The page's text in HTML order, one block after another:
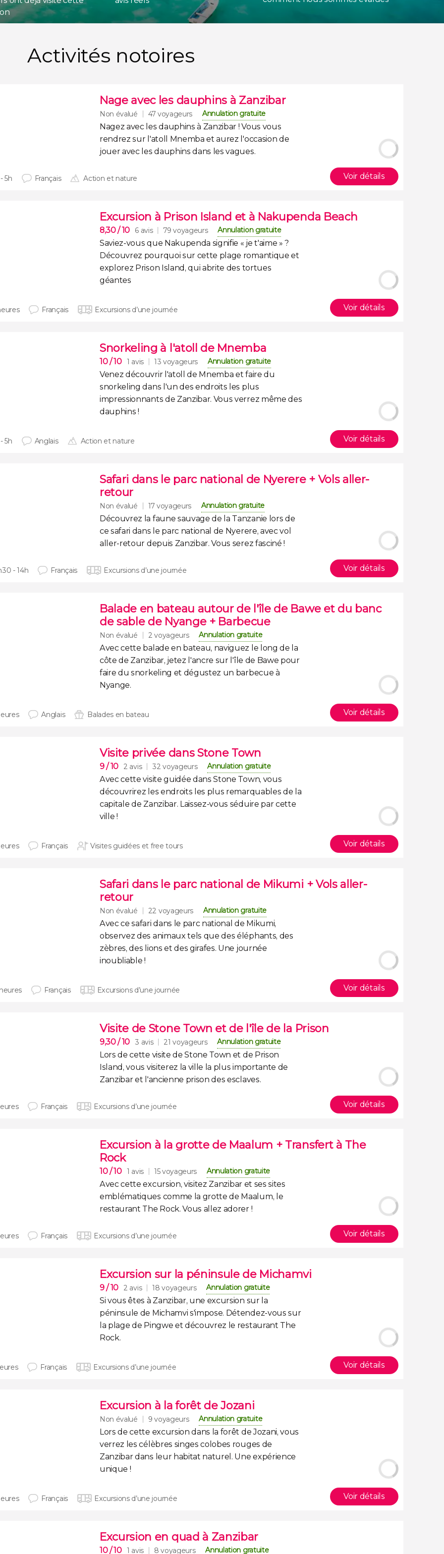
Activités notoires
Nage avec les dauphins à Zanzibar
Non évalué 47 voyageurs Annulation gratuite
Nagez avec les dauphins à Zanzibar ! Vous vous
rendrez sur l'atoll Mnembaet aurez l'occasion de
jouer avec les dauphins dans les vagues.
5h Français Action et nature Voir détails
Excursion à Prison Island et à Nakupenda Beach
8,30/ 10 6 avis 79 voyageurs Annulation gratuite
Saviez-vous que Nakupenda signifie « je t'aime » ?
Découvrez pourquoi sur cette plage romantique et
explorez Prison Island , qui abrite des tortues
géantes
Français Excursions d’une journée Voir détails
Snorkeling à l'atoll de Mnemba
10/ 10 1 avis 13 voyageurs Annulation gratuite
Venez découvrir l'atoll de Mnemba et faire du
snorkelingdans l'un desendroits les plus
impressionnants de Zanzibar. Vous verrez même des
dauphins !
5h Anglais Action et nature Voir détails
Safari dans le parc national de Nyerere + Vols aller-
retour
Non évalué 17 voyageurs Annulation gratuite
Découvrez la faune sauvage de la Tanzanie lors de
cesafari dans le parc national de Nyerere, avecvol
aller-retour depuis Zanzibar. Vous serez fasciné !
- 14h Français Excursions d’une journée Voir détails
Balade en bateau autour de l'île de Bawe et du banc
de sable de Nyange + Barbecue
Non évalué 2 voyageurs Annulation gratuite
Avec cette balade en bateau, naviguez le long de la
côte de Zanzibar, jetez l'ancre sur l'île de Bawe pour
faire du snorkeling et dégustez un barbecue à
Nyange.
Anglais Balades en bateau Voir détails
Visite privée dans Stone Town
9/ 10 2 avis 32 voyageurs Annulation gratuite
Avec cette visite guidée dans Stone Town, vous
découvrirez les endroits les plus remarquables de la
capitale de Zanzibar. Laissez-vous séduire par cette
ville !
Français Visites guidées et free tours Voir détails
Safari dans le parc national de Mikumi + Vols aller-
retour
Non évalué 22 voyageurs Annulation gratuite
Avec ce safari dans le parc national de Mikumi,
observez des animaux tels que deséléphants, des
zèbres, des lions et des girafes. Une journée
inoubliable !
Français Excursions d’une journée Voir détails
Visite de Stone Town et de l'île de la Prison
9,30/ 10 3 avis 21 voyageurs Annulation gratuite
Lors de cette visite de Stone Town et de Prison
Island , vous visiterez la ville la plus importante de
Zanzibar et l'ancienne prison des esclaves.
Français Excursions d’une journée Voir détails
Excursion à la grotte de Maalum + Transfert à The
Rock
10/ 10 1 avis 15 voyageurs Annulation gratuite
Avec cetteexcursion, visitez Zanzibar et ses sites
emblématiques comme la grotte de Maalum, le
restaurant The Rock. Vous allez adorer !
Français Excursions d’une journée Voir détails
Excursion sur la péninsule de Michamvi
9/ 10 2 avis 18 voyageurs Annulation gratuite
Si vous êtes à Zanzibar, une excursion sur la
péninsule de Michamvi s'impose. Détendez-vous sur
la plage de Pingwe et découvrez le restaurant The
Rock.
Français Excursions d’une journée Voir détails
Excursion à la forêt de Jozani
Non évalué 9 voyageurs Annulation gratuite
Lors de cette excursion dans la forêt de Jozani, vous
verrez les célèbres singes colobes rouges de
Zanzibar dans leur habitat naturel. Une expérience
unique !
Français Excursions d’une journée Voir détails
Excursion en quad à Zanzibar
10/ 10 1 avis 8 voyageurs Annulation gratuite